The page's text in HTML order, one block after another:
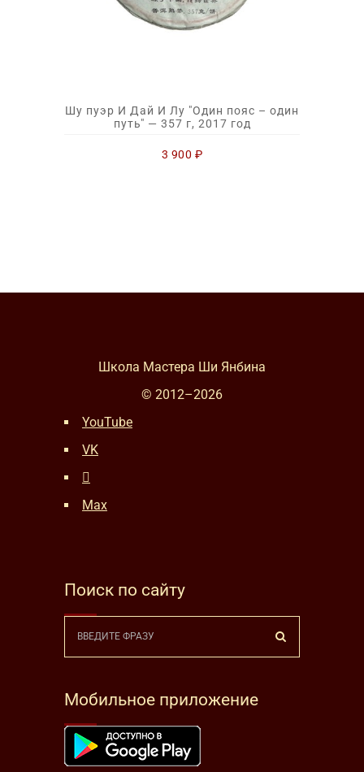
Шу пуэр И Дай И Лу "Один пояс – один
путь" — 357 г, 2017 год
3 900 ₽
Школа Мастера Ши Янбина
© 2012–2026
YouTube
VK
Max
Поиск по сайту
Мобильное приложение